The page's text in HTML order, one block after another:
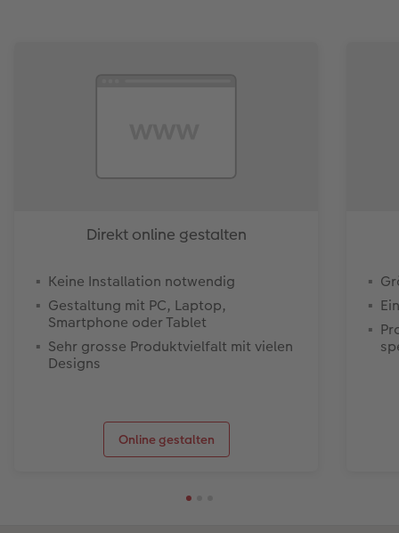
Direkt online gestalten
Keine Installation notwendig
Gestaltung mit PC, Laptop,
Smartphone oder Tablet
Sehr grosse Produktvielfalt mit vielen
Designs
Online gestalten